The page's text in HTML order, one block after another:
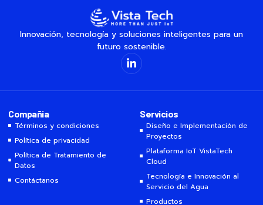
Innovación, tecnología y soluciones inteligentes para un
futuro sostenible.
Compañia
Términos y condiciones
Política de privacidad
Política de Tratamiento de
Datos
Contáctanos
Servicios
Diseño e Implementación de
Proyectos
Plataforma IoT VistaTech
Cloud
Tecnología e Innovación al
Servicio del Agua
Productos